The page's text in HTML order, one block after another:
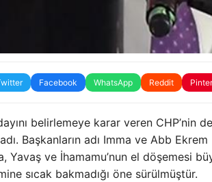
Facebook WhatsApp Reddit
belirlemeye karar veren CHP’nin
Başkanların adı Imma ve Abb Ekrem
Yavaş ve İhamamu’nun el döşemesi
sıcak bakmadığı öne sürülmüştür.